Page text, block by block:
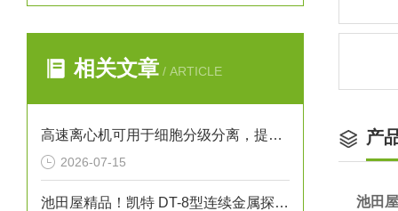
相关文章 / ARTICLE
高速离心机可用于细胞分级分离，提取不同密度的细胞亚群
2026-07-15
池田屋精品！凯特 DT-8型连续金属探测器 参数介绍
产
池田